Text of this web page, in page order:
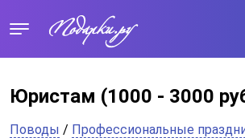
Юристам (1000 - 3000
Поводы / Профессиональные